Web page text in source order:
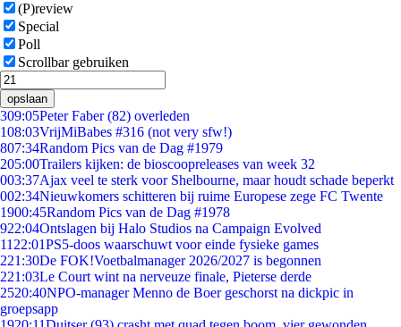
(P)review
Special
Poll
Scrollbar gebruiken
opslaan
309:05Peter Faber (82) overleden
108:03VrijMiBabes #316 (not very sfw!)
807:34Random Pics van de Dag #1979
205:00Trailers kijken: de bioscoopreleases van week 32
003:37Ajax veel te sterk voor Shelbourne, maar houdt schade beperkt
002:34Nieuwkomers schitteren bij ruime Europese zege FC Twente
1900:45Random Pics van de Dag #1978
922:04Ontslagen bij Halo Studios na Campaign Evolved
11 22:01PS5-doos waarschuwt voor einde fysieke games
221:30De FOK!Voetbalmanager 2026/2027 is begonnen
221:03Le Court wint na nerveuze finale, Pieterse derde
2520:40NPO-manager Menno de Boer geschorst na dickpic in
groepsapp